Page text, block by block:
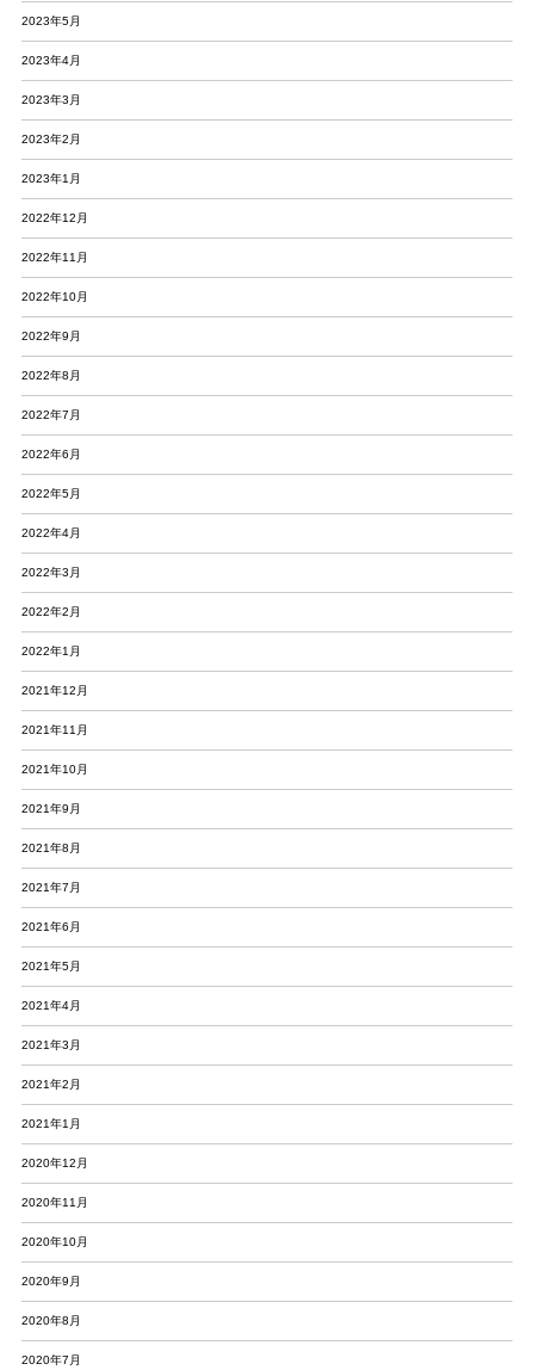
2023年5月
2023年4月
2023年3月
2023年2月
2023年1月
2022年12月
2022年11月
2022年10月
2022年9月
2022年8月
2022年7月
2022年6月
2022年5月
2022年4月
2022年3月
2022年2月
2022年1月
2021年12月
2021年11月
2021年10月
2021年9月
2021年8月
2021年7月
2021年6月
2021年5月
2021年4月
2021年3月
2021年2月
2021年1月
2020年12月
2020年11月
2020年10月
2020年9月
2020年8月
2020年7月